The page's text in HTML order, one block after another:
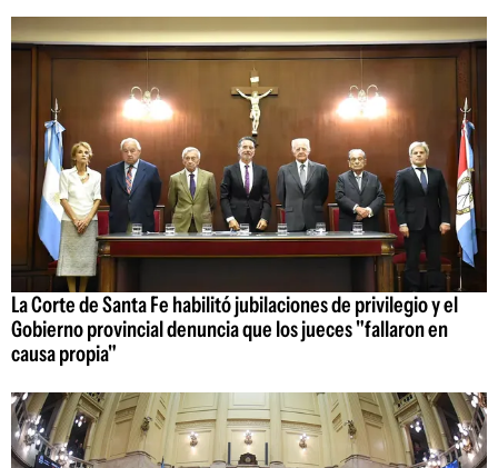
La Corte de Santa Fe habilitó jubilaciones de privilegio y el
Gobierno provincial denuncia que los jueces "fallaron en
causa propia"